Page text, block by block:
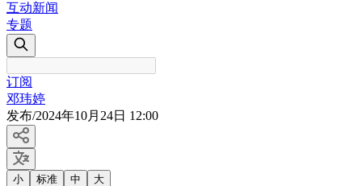
互动新闻
专题
订阅
邓玮婷
发布/2024年10月24日 12:00
小 标准 中 大